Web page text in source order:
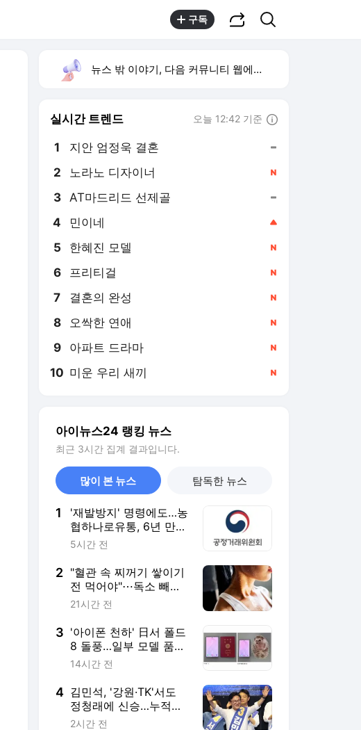
구독
뉴스 밖 이야기, 다음 커뮤니티 웹에서 보기
실시간 트렌드 오늘 12:42 기준
1 지안 엄정욱 결혼
2 노라노 디자이너
3 AT마드리드 선제골
4 민이네
5 한혜진 모델
6 프리티걸
7 결혼의 완성
8 오싹한 연애
9 아파트 드라마
10 미운 우리 새끼
아이뉴스24 랭킹 뉴스
최근 3시간 집계 결과입니다.
많이 본 뉴스 탐독한 뉴스
1
'재발방지' 명령에도…농
협하나로유통, 6년 만에
'판박이' 위반 또 적발
5시간 전
2 "혈관 속 찌꺼기 쌓이기
전 먹어야"⋯독소 빼내
고 만성 염증 없애는 '이
21시간 전
3 '아이폰 천하' 日서 폴드
8 돌풍…일부 모델 품절·
배송 지연
14시간 전
4 김민석, '강원·TK'서도
정청래에 신승…누적
1.48%p 차 [종합]
2시간 전